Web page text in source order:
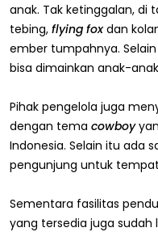
anak. Tak ketinggalan, di
tebing, flying foxdan
ember tumpahnya.
bisa dimainkan anak-
Pihak pengelola juga
dengan tema cowboy
Indonesia. Selain itu ada
pengunjung untuk
Sementara fasilitas
yang tersedia juga